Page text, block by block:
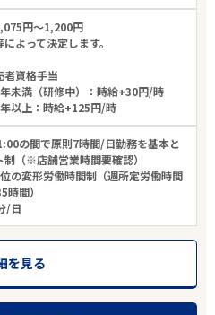
円～1,200円
よって決定します。
資格手当
未満（研修中）：時給+30円/時
以上：時給+125円/時
の間で原則7時間/日勤務を基本と
制（※店舗営業時間要確認）
の変形労働時間制（週所定労働時間
時間）
/日
を見る